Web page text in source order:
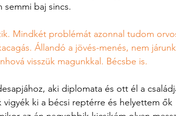
baj sincs.
Mindkét problémát azonnal tudom
Állandó a jövés-menés, nem járunk
visszük magunkkal. Bécsbe is.
aki diplomata és ott él a
ki a bécsi reptérre és helyettem ők